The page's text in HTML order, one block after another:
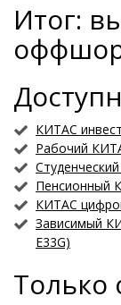
Итог:
КИТАС
Рабочий
Пенсионный
КИТАС
Зависимый
E33G)